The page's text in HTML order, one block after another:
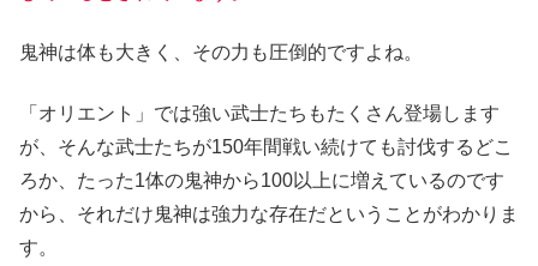
鬼神は体も大きく、その力も圧倒的ですよね。
「オリエント」では強い武士たちもたくさん登場します
が、そんな武士たちが150年間戦い続けても討伐するどこ
ろか、たった1体の鬼神から100以上に増えているのです
から、それだけ鬼神は強力な存在だということがわかりま
す。